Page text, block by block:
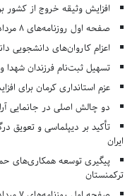
افزایش وثیقه خروج از کشور برای
صفحه اول روزنامه‌های 8 مرداد 1405
اعزام کاروان‌های دانشجویی
تسهیل ثبت‌نام فرزندان
عزم استانداری کرمان برای
دو چالش اصلی در جانمایی
تأکید بر دیپلماسی و تعویق
ایران
پیگیری توسعه همکاری‌های
ترکمنستان